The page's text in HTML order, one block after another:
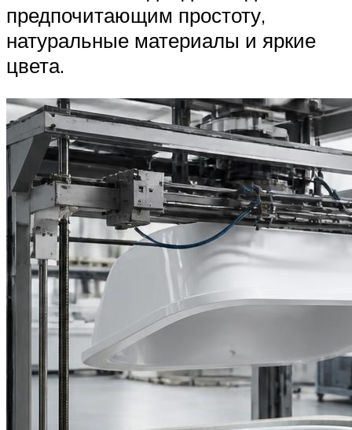
предпочитающим простоту,
натуральные материалы и яркие
цвета.